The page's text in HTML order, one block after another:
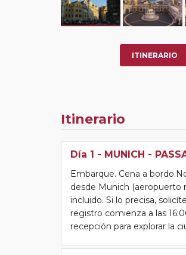
ITINERARIO
Itinerario
Día 1 - MUNICH -
Embarque. Cena a
desde Munich (aeropuerto
incluido. Si lo precisa,
registro comienza a las
recepción para explorar la